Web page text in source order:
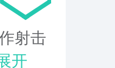
射击
开